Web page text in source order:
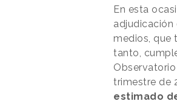
En esta
medios, que
tanto,
trimestre de
estimado